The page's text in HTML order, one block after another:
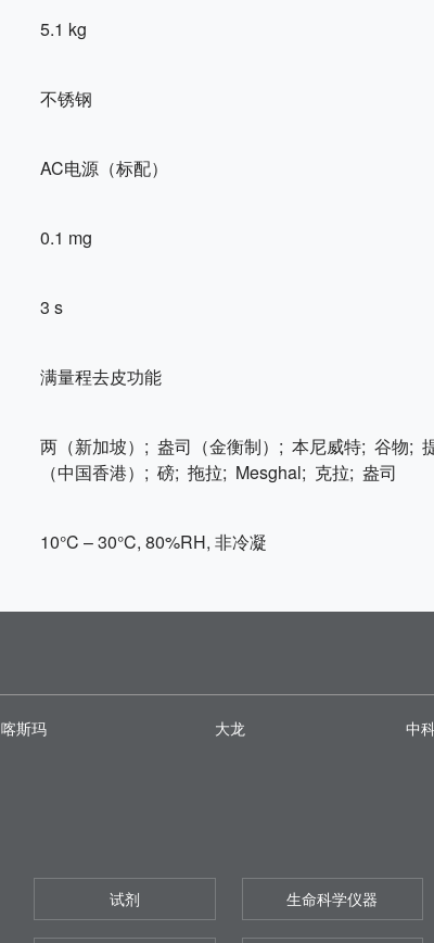
5.1 kg
不锈钢
AC电源（标配）
0.1 mg
3 s
满量程去皮功能
两（新加坡）; 盎司（金衡制）; 本尼威特; 谷物
（中国香港）; 磅; 拖拉; Mesghal; 克拉; 盎司
10°C – 30°C, 80%RH, 非冷凝
喀斯玛 大龙 中
试剂 生命科学仪器